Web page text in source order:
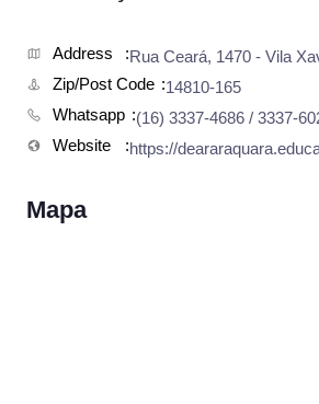
Address
Rua Ceará, 1470 - Vila
Zip/Post Code
14810-165
Whatsapp
(16) 3337-4686 / 3337-
Website
https://
Mapa